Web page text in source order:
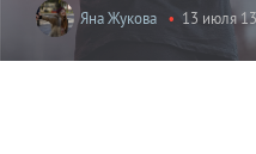
Яна Жукова 13 июля